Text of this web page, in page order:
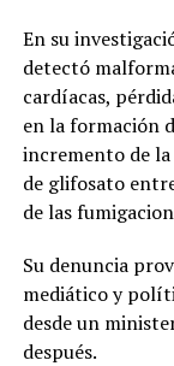
En su
detectó
cardíacas,
en la formación
incremento de
de glifosato
de las
Su denuncia
mediático y
desde un
después.